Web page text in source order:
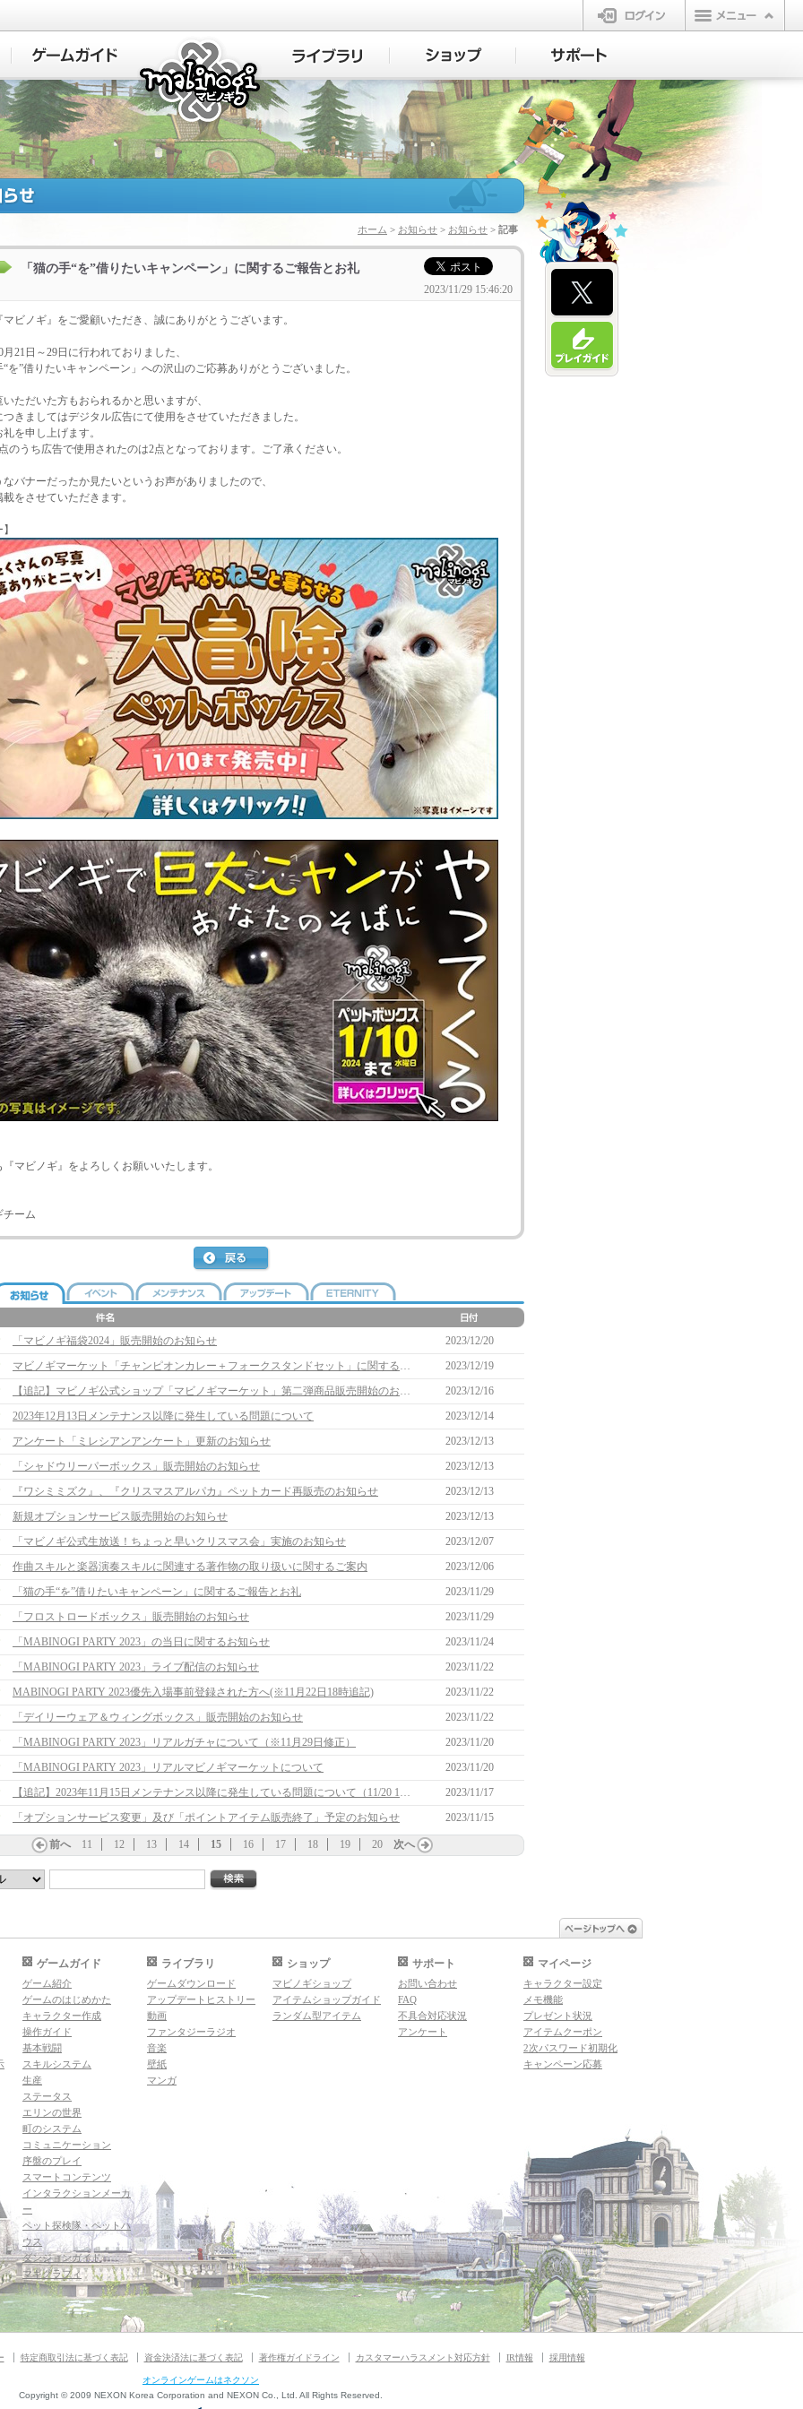
ログイン
マビノギ
ホーム > お知らせ > お知らせ > 記事
「猫の手“を”借りたいキャンペーン」に関するご報告とお礼
2023/11/29 15:46:20
マビノギ』をご愛顧いただき、誠にありがとうございます。
月21日～29日に行われておりました、
を”借りたいキャンペーン」への沢山のご応募ありがとうございました。
ただいた方もおられるかと思いますが、
つきましてはデジタル広告にて使用をさせていただきました。
を申し上げます。
のうち広告で使用されたのは2点となっております。ご了承ください。
なバナーだったか見たいというお声がありましたので、
をさせていただきます。
マビノギ』をよろしくお願いいたします。
チーム
「マビノギ福袋2024」販売開始のお知らせ
2023/12/20
マビノギマーケット「チャンピオンカレー＋フォークスタンドセット」に関するお詫びと再販売実施のお知らせ
2023/12/19
【追記】マビノギ公式ショップ「マビノギマーケット」第二弾商品販売開始のお知らせ(12/18 21:45追記)
2023/12/16
2023年12月13日メンテナンス以降に発生している問題について
2023/12/14
アンケート「ミレシアンアンケート」更新のお知らせ
2023/12/13
「シャドウリーパーボックス」販売開始のお知らせ
2023/12/13
『ワシミミズク』、『クリスマスアルパカ』ペットカード再販売のお知らせ
2023/12/13
新規オプションサービス販売開始のお知らせ
2023/12/13
「マビノギ公式生放送！ちょっと早いクリスマス会」実施のお知らせ
2023/12/07
作曲スキルと楽器演奏スキルに関連する著作物の取り扱いに関するご案内
2023/12/06
「猫の手“を”借りたいキャンペーン」に関するご報告とお礼
2023/11/29
「フロストロードボックス」販売開始のお知らせ
2023/11/29
「MABINOGI PARTY 2023」の当日に関するお知らせ
2023/11/24
「MABINOGI PARTY 2023」ライブ配信のお知らせ
2023/11/22
MABINOGI PARTY 2023優先入場事前登録された方へ(※11月22日18時追記)
2023/11/22
「デイリーウェア＆ウィングボックス」販売開始のお知らせ
2023/11/22
「MABINOGI PARTY 2023」リアルガチャについて（※11月29日修正）
2023/11/20
「MABINOGI PARTY 2023」リアルマビノギマーケットについて
2023/11/20
【追記】2023年11月15日メンテナンス以降に発生している問題について（11/20 19:05追記）
2023/11/17
「オプションサービス変更」及び「ポイントアイテム販売終了」予定のお知らせ
2023/11/15
前へ 11 12 13 14 15 16 17 18 19 20 次へ
ゲームガイド
ゲーム紹介
ゲームのはじめかた
キャラクター作成
操作ガイド
基本戦闘
スキルシステム
生産
ステータス
エリンの世界
町のシステム
コミュニケーション
序盤のプレイ
スマートコンテンツ
インタラクションメーカ
ー
ペット探検隊・ペットハ
ウス
ダンジョンガイド
マギグラフィ
ライブラリ
ゲームダウンロード
アップデートヒストリー
動画
ファンタジーラジオ
音楽
壁紙
マンガ
ショップ
マビノギショップ
アイテムショップガイド
ランダム型アイテム
サポート
お問い合わせ
FAQ
不具合対応状況
アンケート
マイページ
キャラクター設定
メモ機能
プレゼント状況
アイテムクーポン
2次パスワード初期化
キャンペーン応募
特定商取引法に基づく表記 資金決済法に基づく表記 著作権ガイドライン カスタマーハラスメント対応方針 IR情報 採用情報
オンラインゲームはネクソン
Copyright © 2009 NEXON Korea Corporation and NEXON Co., Ltd. All Rights Reserved.